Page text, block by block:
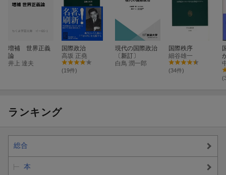
増補 世界正義
論
井上 達夫
国際政治
高坂 正堯
(19件)
現代の国際政治
〔新訂〕
白鳥 潤一郎
国際秩序
細谷雄一
(34件)
ランキング
総合
本